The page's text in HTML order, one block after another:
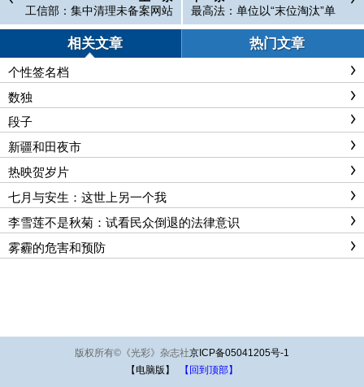
工信部：集中清理未备案网站
最高法：单位以“末位淘汰”单
方解约属违法
相关文章 热门文章
个性签名档
数独
段子
新疆和田夜市
热映贺岁片
七月与安生：这世上另一个我
李雪莲不是秋菊：试看民众倒退的法律意识
雾霾的危害和预防
版权所有© 《光彩》杂志社京ICP备05041205号-1
【电脑版】
【回到顶部】